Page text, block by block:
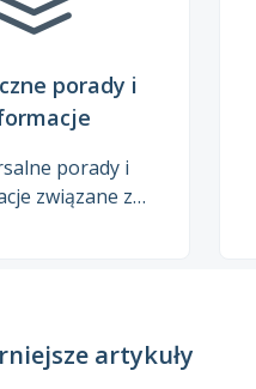
porady i
porady i
związane z
artykuły